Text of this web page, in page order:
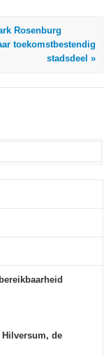
Rosenburg
toekomstbestendig
stadsdeel »
Hilversum, de